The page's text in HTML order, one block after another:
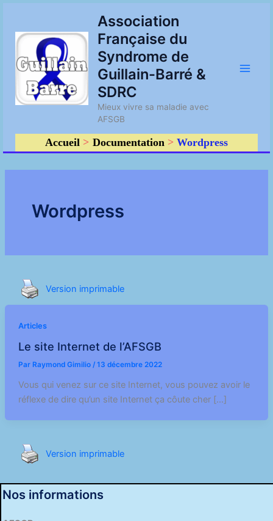
contenu
Association
Française du
Syndrome de
Guillain-Barré &
SDRC
Mieux vivre sa maladie avec
AFSGB
Accueil Documentation Wordpress
Wordpress
Version imprimable
Articles
Le site Internet de l’AFSGB
Par Raymond Gimilio / 13 décembre 2022
Vous qui venez sur ce site Internet, vous pouvez avoir le
réflexe de dire qu’un site Internet ça côute cher […]
Version imprimable
Nos informations